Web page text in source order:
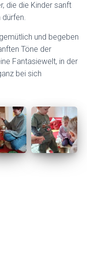
die die Kinder sanft
dürfen.
und begeben
Töne der
Fantasiewelt, in der
bei sich